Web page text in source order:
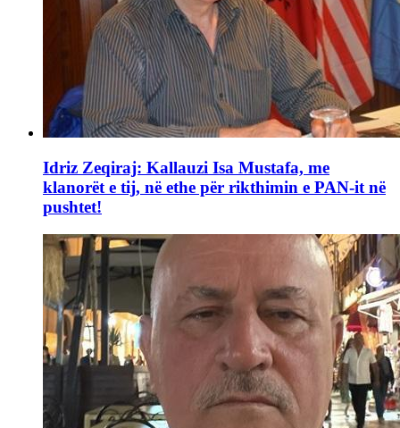
Idriz Zeqiraj: Kallauzi Isa Mustafa, me
klanorët e tij, në ethe për rikthimin e PAN-it në
pushtet!